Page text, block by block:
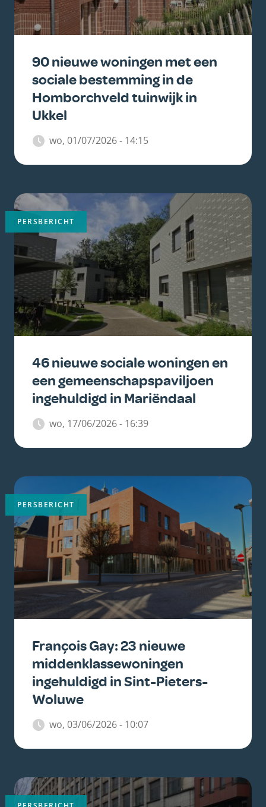
90 nieuwe woningen met een
sociale bestemming in de
Homborchveld tuinwijk in
Ukkel
wo, 01/07/2026 - 14:15
Belangrijkste
afbeelding
46 nieuwe sociale woningen en
een gemeenschaps­paviljoen
ingehuldigd in Mariëndaal
wo, 17/06/2026 - 16:39
PERSBERICHT
Belangrijkste
afbeelding
François Gay: 23 nieuwe
middenklassewoningen
ingehuldigd in Sint-Pieters-
Woluwe
wo, 03/06/2026 - 10:07
PERSBERICHT
Belangrijkste
afbeelding